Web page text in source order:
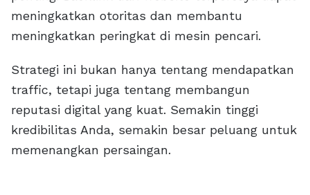
meningkatkan otoritas dan membantu
meningkatkan peringkat di mesin pencari.
Strategi ini bukan hanya tentang mendapatkan
traffic, tetapi juga tentang membangun
reputasi digital yang kuat. Semakin tinggi
kredibilitas Anda, semakin besar peluang untuk
memenangkan persaingan.